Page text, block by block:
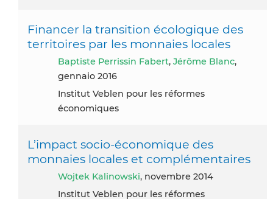
Financer la transition écologique des
territoires par les monnaies locales
Baptiste Perrissin Fabert, Jérôme Blanc,
gennaio 2016
Institut Veblen pour les réformes
économiques
L’impact socio-économique des
monnaies locales et complémentaires
Wojtek Kalinowski, novembre 2014
Institut Veblen pour les réformes